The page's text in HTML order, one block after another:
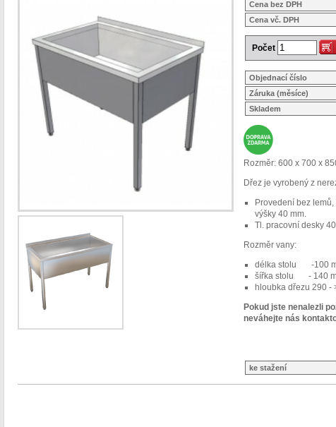
Cena bez DPH
Cena vč. DPH
Počet
Objednací číslo
Záruka (měsíce)
Skladem
Rozměr: 600 x 700 x
Dřez je vyrobený z
Provedení bez
výšky 40 mm.
Tl. pracovní desky 40
Rozměr vany:
délka stolu -100
šířka stolu - 140
hloubka dřezu 290 -
Pokud jste nenalezli
neváhejte nás
ke stažení